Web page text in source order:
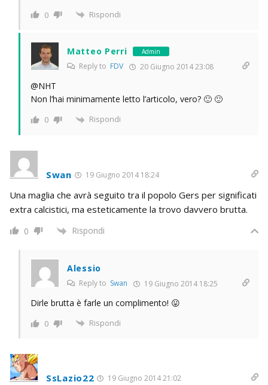
0 Rispondi
Matteo Perri Admin
Reply to FDV 20 Giugno 2014 23:08
@NHT
Non l’hai minimamente letto l’articolo, vero? 🙂 🙂
0 Rispondi
Swan 19 Giugno 2014 18:24
Una maglia che avrà seguito tra il popolo Gers per significati
extra calcistici, ma esteticamente la trovo davvero brutta.
0 Rispondi
Alessio
Reply to Swan 19 Giugno 2014 18:25
Dirle brutta è farle un complimento! 😛
0 Rispondi
SsLazio22 19 Giugno 2014 21:02